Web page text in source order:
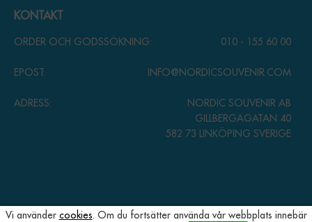
Vi använder cookies. Om du fortsätter använda vår webbplats innebär
KONTAKT
ORDER OCH GODSSÖKNING: 010 - 155 60 00
EPOST: INFO@NORDICSOUVENIR.COM
ADRESS:
NORDIC SOUVENIR AB
GILLBERGAGATAN 40
582 73 LINKÖPING SVERIGE